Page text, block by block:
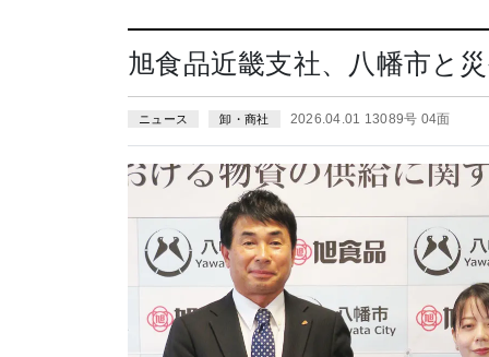
旭食品近畿支社、八幡市と
ニュース 卸・商社 2026.04.01 13089号 04面